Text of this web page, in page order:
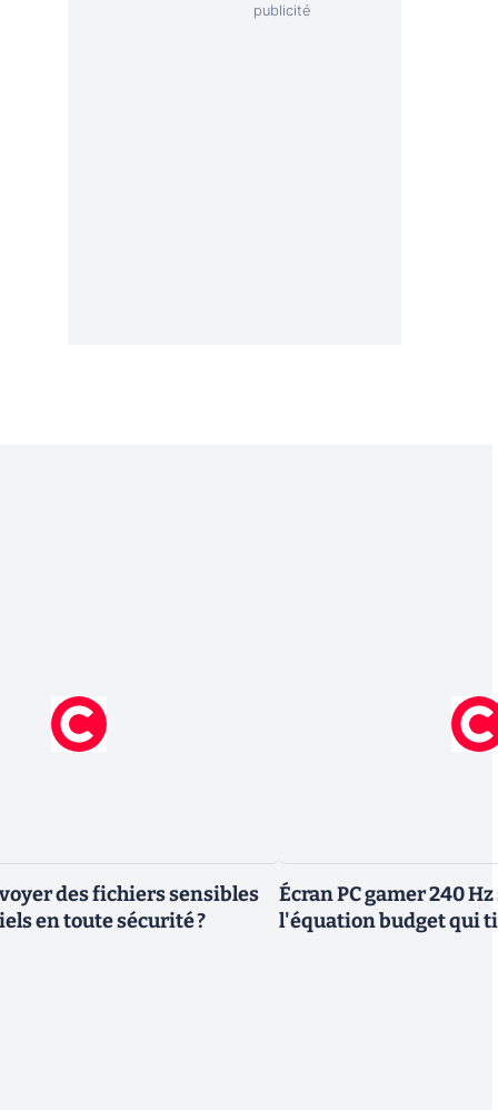
des fichiers sensibles
en toute sécurité ?
Écran PC gamer 240
l'équation budget qui